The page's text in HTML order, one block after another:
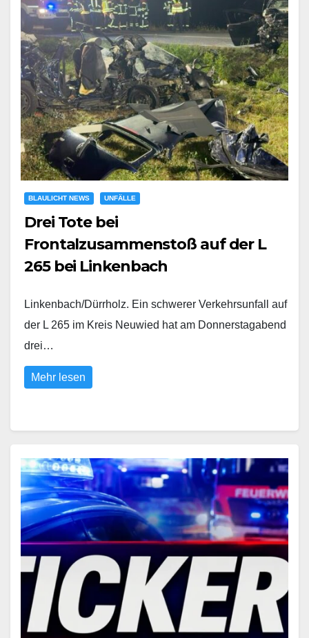
BLAULICHT NEWS UNFÄLLE
Drei Tote bei
Frontalzusammenstoß auf der L
265 bei Linkenbach
Linkenbach/Dürrholz. Ein schwerer Verkehrsunfall auf
der L 265 im Kreis Neuwied hat am Donnerstagabend
drei…
Mehr lesen